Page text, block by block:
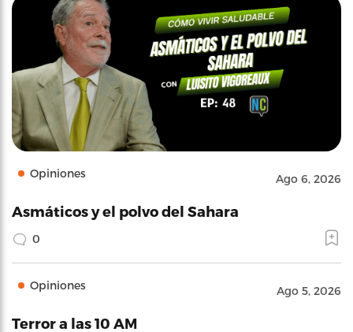
Opiniones Ago 6, 2026
Asmáticos y el polvo del Sahara
0
Opiniones Ago 5, 2026
Terror a las 10 AM